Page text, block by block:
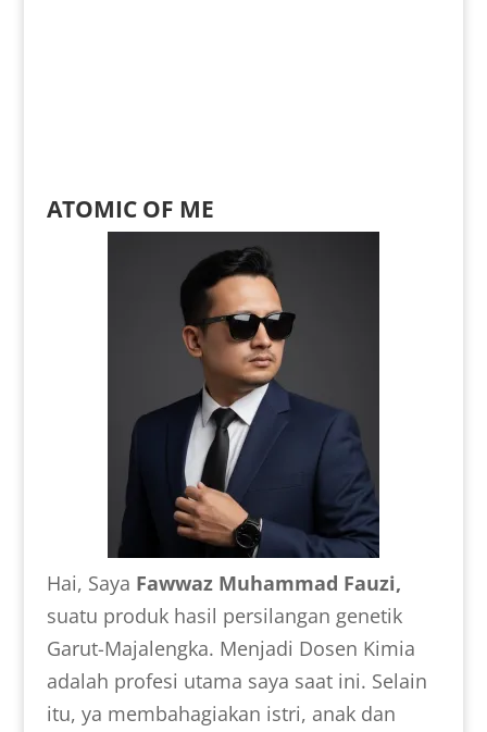
ATOMIC OF ME
Hai, Saya Fawwaz Muhammad Fauzi,
suatu produk hasil persilangan genetik
Garut-Majalengka. Menjadi Dosen Kimia
adalah profesi utama saya saat ini. Selain
itu, ya membahagiakan istri, anak dan